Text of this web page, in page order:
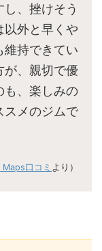
、挫けそう
以外と早くや
維持できてい
が、親切で優
も、楽しみの
スメのジムで
口コミ より）